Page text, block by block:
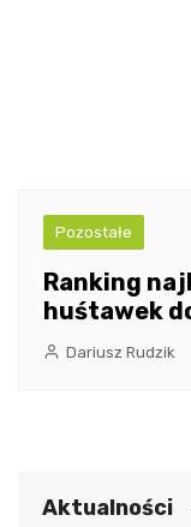
Pozostałe
Ranking
huśtawek
Dariusz Rudzik
Aktualności